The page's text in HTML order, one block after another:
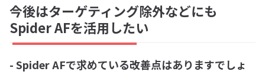
今後はターゲティング除外などにも
Spider AFを活用したい
- Spider AFで求めている改善点はありますでしょ